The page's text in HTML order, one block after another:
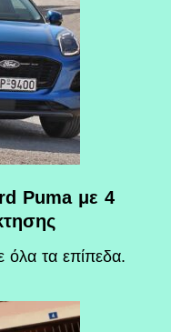
Puma με 4
όλα τα επίπεδα.